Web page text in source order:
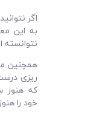
اگر
نتوانسته
همچنین
ریزی
که هنوز
خود را